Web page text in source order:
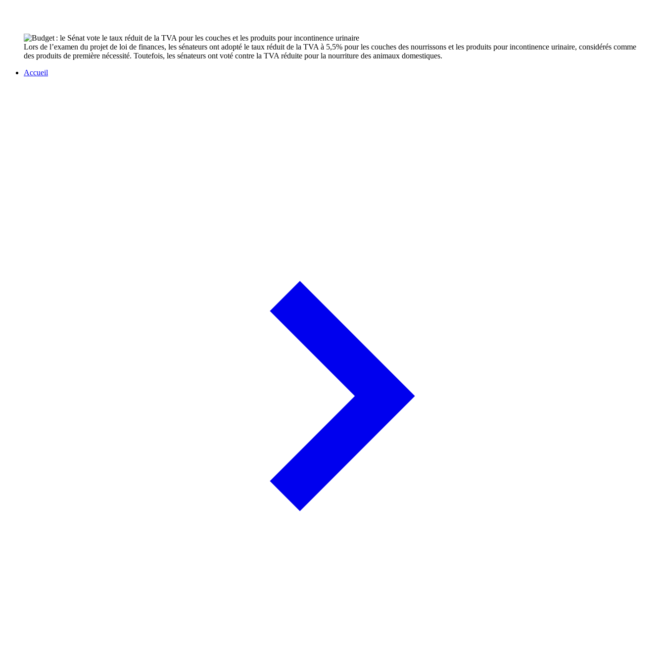
Lors de l’examen du projet de loi de finances, les sénateurs ont adopté le taux réduit de la TVA à 5,5% pour les couches des nourrissons et les produits pour incontinence urinaire, considérés comme
des produits de première nécessité. Toutefois, les sénateurs ont voté contre la TVA réduite pour la nourriture des animaux domestiques.
Accueil